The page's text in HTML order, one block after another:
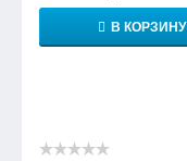
В КОРЗИНУ